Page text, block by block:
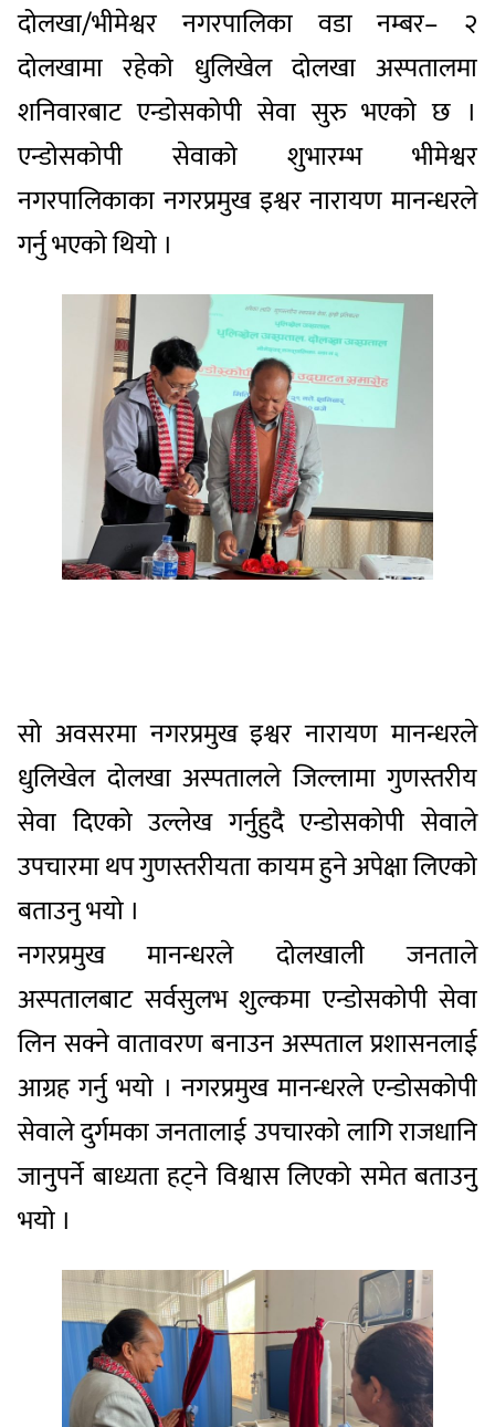
दोलखा/भीमेश्वर नगरपालिका वडा नम्बर– २
दोलखामा रहेको धुलिखेल दोलखा अस्पतालमा
शनिवारबाट एन्डोसकोपी सेवा सुरु भएको छ ।
एन्डोसकोपी सेवाको शुभारम्भ भीमेश्वर
नगरपालिकाका नगरप्रमुख इश्वर नारायण मानन्धरले
गर्नु भएको थियो ।
सो अवसरमा नगरप्रमुख इश्वर नारायण मानन्धरले
धुलिखेल दोलखा अस्पतालले जिल्लामा गुणस्तरीय
सेवा दिएको उल्लेख गर्नुहुदै एन्डोसकोपी सेवाले
उपचारमा थप गुणस्तरीयता कायम हुने अपेक्षा लिएको
बताउनु भयो ।
नगरप्रमुख मानन्धरले दोलखाली जनताले
अस्पतालबाट सर्वसुलभ शुल्कमा एन्डोसकोपी सेवा
लिन सक्ने वातावरण बनाउन अस्पताल प्रशासनलाई
आग्रह गर्नु भयो । नगरप्रमुख मानन्धरले एन्डोसकोपी
सेवाले दुर्गमका जनतालाई उपचारको लागि राजधानि
जानुपर्ने बाध्यता हट्ने विश्वास लिएको समेत बताउनु
भयो ।